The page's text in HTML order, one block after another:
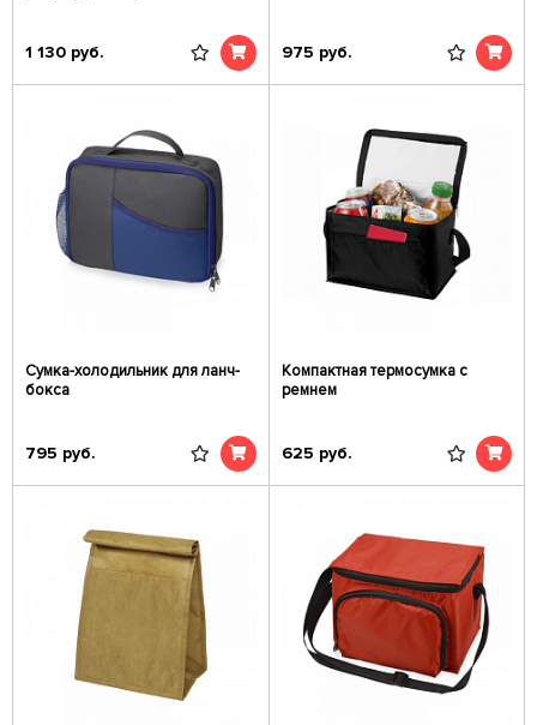
1 130 руб. 975 руб.
Сумка-холодильник для ланч-
бокса
795 руб.
Компактная термосумка с
ремнем
625 руб.